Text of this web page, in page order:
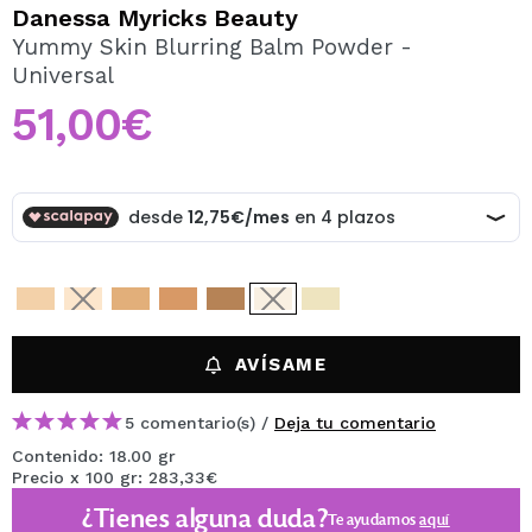
Al crear una cuenta en Maquillalia.com podrás realizar
tus compras rápidamente, revisar el estado de tus
Danessa Myricks Beauty
Yummy Skin Blurring Balm Powder -
Universal
51,00€
AVÍSAME
5 comentario(s) / Deja tu comentario
Contenido: 18.00 gr
Precio x 100 gr: 283,33€
¿Tienes alguna duda?Te ayudamosaquí